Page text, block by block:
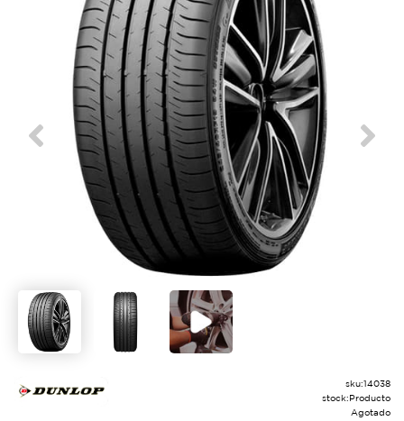
Previous Next
sku:14038
stock:Producto
Agotado